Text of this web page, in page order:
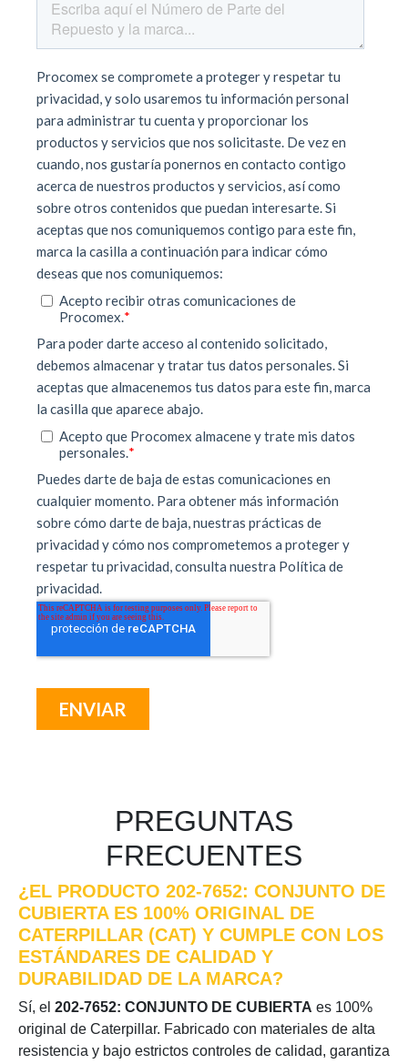
PREGUNTAS
FRECUENTES
¿EL PRODUCTO 202-7652: CONJUNTO DE
CUBIERTA ES 100% ORIGINAL DE
CATERPILLAR (CAT) Y CUMPLE CON LOS
ESTÁNDARES DE CALIDAD Y
DURABILIDAD DE LA MARCA?
Sí, el 202-7652: CONJUNTO DE CUBIERTA es 100%
original de Caterpillar. Fabricado con materiales de alta
resistencia y bajo estrictos controles de calidad, garantiza